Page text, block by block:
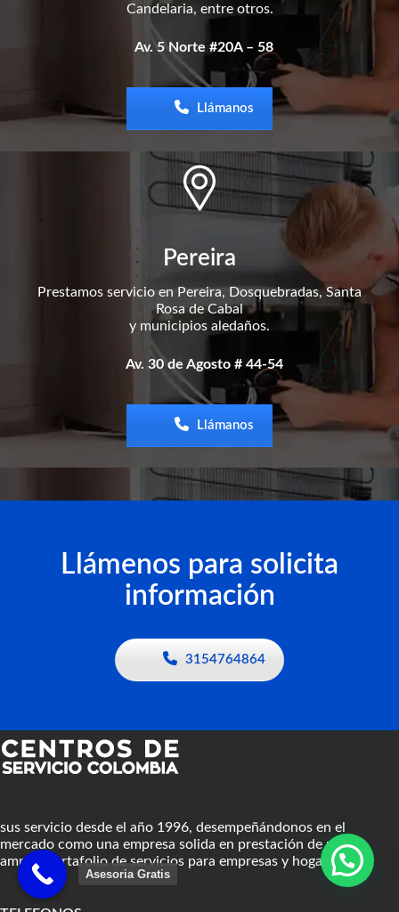
Candelaria, entre otros.
Av. 5 Norte #20A – 58
Llámanos
Pereira
Prestamos servicio en Pereira, Dosquebradas, Santa
Rosa de Cabal
y municipios aledaños.
Av. 30 de Agosto # 44-54
Llámanos
Llámenos para solicita
información
3154764864
sus servicio desde el año 1996, desempeñándonos en el
mercado como una empresa solida en prestación de un
amplio portafolio de servicios para empresas y hogares.
Asesoria Gratis